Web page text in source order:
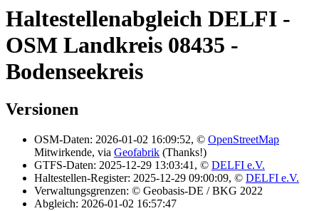
Haltestellenabgleich DELFI -
OSM Landkreis 08435 -
Bodenseekreis
Versionen
OSM-Daten: 2026-01-02 16:09:52, © OpenStreetMap
Mitwirkende, via Geofabrik (Thanks!)
GTFS-Daten: 2025-12-29 13:03:41, © DELFI e.V.
Haltestellen-Register: 2025-12-29 09:00:09, © DELFI e.V.
Verwaltungsgrenzen: © Geobasis-DE / BKG 2022
Abgleich: 2026-01-02 16:57:47